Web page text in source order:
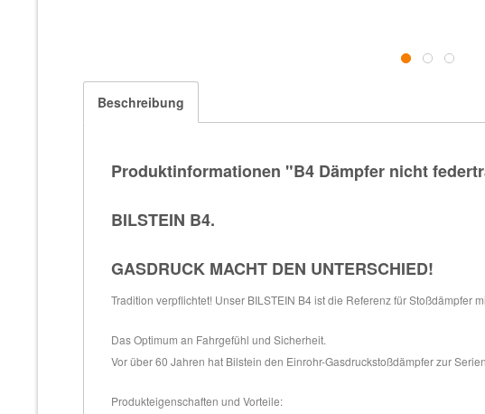
Beschreibung
Produktinformationen "B4 Dämpfer nicht
BILSTEIN B4.
GASDRUCK MACHT DEN UNTERSCHIED!
Tradition verpflichtet! Unser BILSTEIN B4 ist die Referenz für Stoßdämpfer
Das Optimum an Fahrgefühl und Sicherheit.
Vor über 60 Jahren hat Bilstein den Einrohr-Gasdruckstoßdämpfer zur
Produkteigenschaften und Vorteile: